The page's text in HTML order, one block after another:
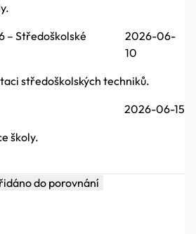
– Středoškolské
2026-06-
10
středoškolských techniků.
2026-06-15
školy.
do porovnání